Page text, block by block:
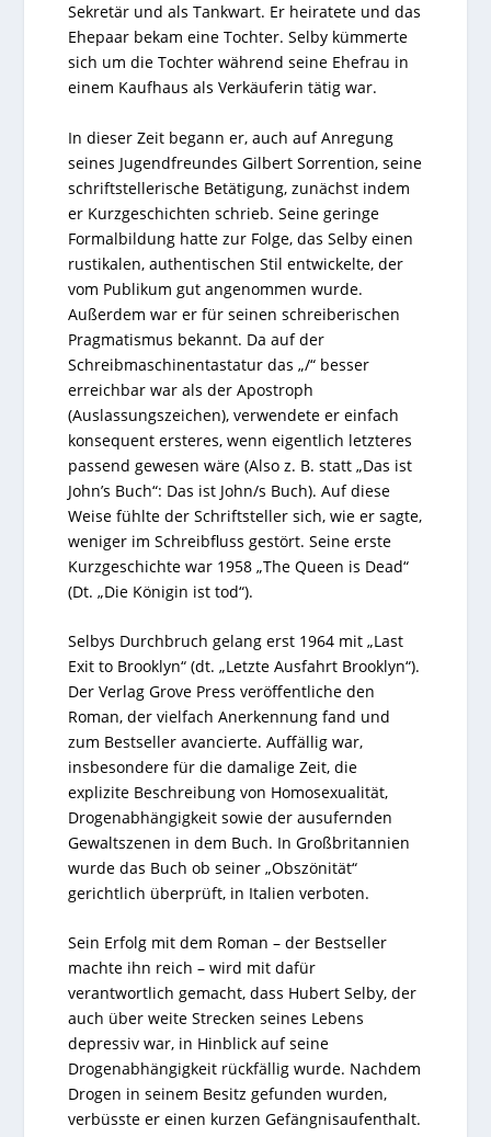
Sekretär und als Tankwart. Er heiratete und das
Ehepaar bekam eine Tochter. Selby kümmerte
sich um die Tochter während seine Ehefrau in
einem Kaufhaus als Verkäuferin tätig war.
In dieser Zeit begann er, auch auf Anregung
seines Jugendfreundes Gilbert Sorrention, seine
schriftstellerische Betätigung, zunächst indem
er Kurzgeschichten schrieb. Seine geringe
Formalbildung hatte zur Folge, das Selby einen
rustikalen, authentischen Stil entwickelte, der
vom Publikum gut angenommen wurde.
Außerdem war er für seinen schreiberischen
Pragmatismus bekannt. Da auf der
Schreibmaschinentastatur das „/“ besser
erreichbar war als der Apostroph
(Auslassungszeichen), verwendete er einfach
konsequent ersteres, wenn eigentlich letzteres
passend gewesen wäre (Also z. B. statt „Das ist
John’s Buch“: Das ist John/s Buch). Auf diese
Weise fühlte der Schriftsteller sich, wie er sagte,
weniger im Schreibfluss gestört. Seine erste
Kurzgeschichte war 1958 „The Queen is Dead“
(Dt. „Die Königin ist tod“).
Selbys Durchbruch gelang erst 1964 mit „Last
Exit to Brooklyn“ (dt. „Letzte Ausfahrt Brooklyn“).
Der Verlag Grove Press veröffentliche den
Roman, der vielfach Anerkennung fand und
zum Bestseller avancierte. Auffällig war,
insbesondere für die damalige Zeit, die
explizite Beschreibung von Homosexualität,
Drogenabhängigkeit sowie der ausufernden
Gewaltszenen in dem Buch. In Großbritannien
wurde das Buch ob seiner „Obszönität“
gerichtlich überprüft, in Italien verboten.
Sein Erfolg mit dem Roman – der Bestseller
machte ihn reich – wird mit dafür
verantwortlich gemacht, dass Hubert Selby, der
auch über weite Strecken seines Lebens
depressiv war, in Hinblick auf seine
Drogenabhängigkeit rückfällig wurde. Nachdem
Drogen in seinem Besitz gefunden wurden,
verbüsste er einen kurzen Gefängnisaufenthalt.